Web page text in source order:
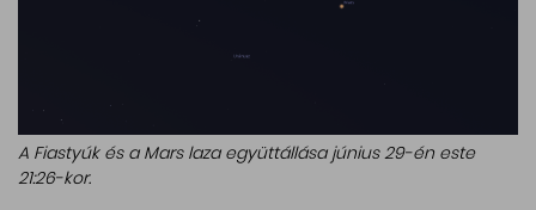
A Fiastyúk és a Mars laza együttállása június 29-én este
21:26-kor.